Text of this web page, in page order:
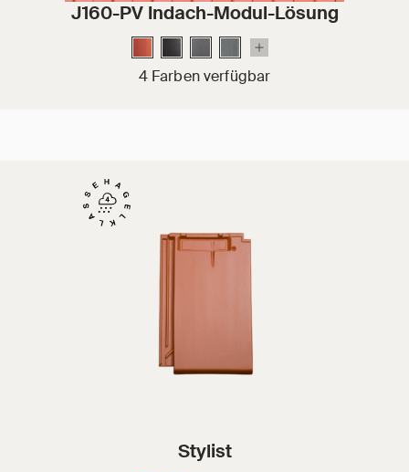
J160-PV Indach-Modul-Lösung
4 Farben verfügbar
Stylist